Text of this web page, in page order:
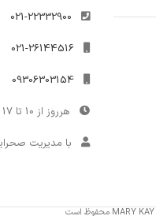
021-22332900
021-26144516
هرروز از 10 تا 17
با مدیریت